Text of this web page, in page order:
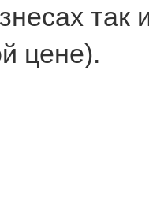
цене).